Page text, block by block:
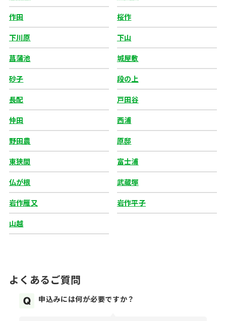
作田 桜作
下川原 下山
菖蒲池 城屋敷
砂子 段の上
長配 戸田谷
仲田 西浦
野田農 原邸
東狭間 富士浦
仏が根 武蔵塚
岩作雁又 岩作平子
山越
よくあるご質問
申込みには何が必要ですか？